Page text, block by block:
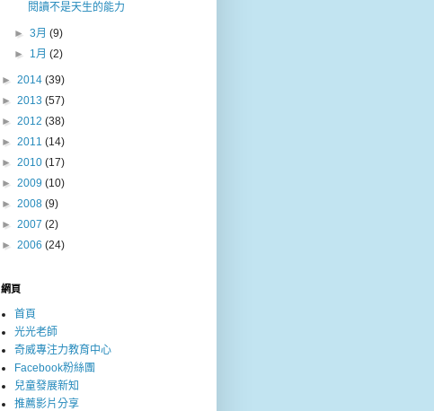
閱讀不是天生的能力
►3月(9)
► 1月(2)
► 2014 (39)
► 2013 (57)
► 2012 (38)
► 2011 (14)
► 2010 (17)
► 2009 (10)
► 2008 (9)
► 2007 (2)
► 2006 (24)
網頁
首頁
光光老師
奇威專注力教育中心
Facebook粉絲團
兒童發展新知
推薦影片分享